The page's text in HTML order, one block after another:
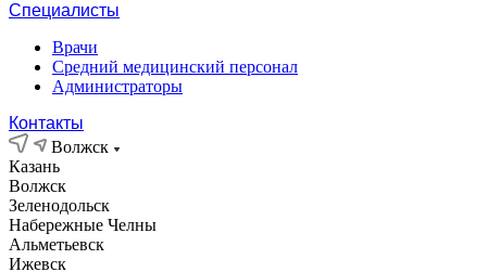
Специалисты
Врачи
Средний медицинский персонал
Администраторы
Контакты
Волжск
Казань
Волжск
Зеленодольск
Набережные Челны
Альметьевск
Ижевск